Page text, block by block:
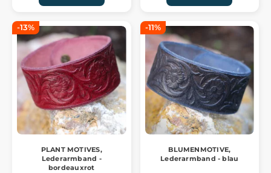
-13%
PLANT MOTIVES,
Lederarmband -
bordeauxrot
-11%
BLUMENMOTIVE,
Lederarmband - blau